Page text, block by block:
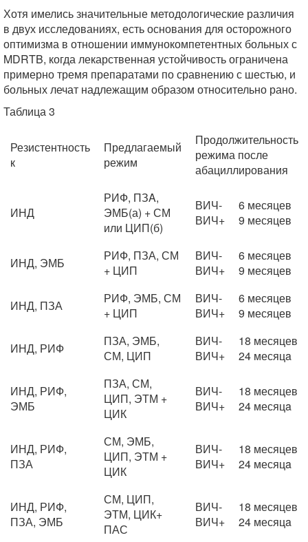
Хотя имелись значительные методологические различия
в двух исследованиях, есть основания для осторожного
оптимизма в отношении иммунокомпетентных больных с
MDRTB, когда лекарственная устойчивость ограничена
примерно тремя препаратами по сравнению с шестью, и
больных лечат надлежащим образом относительно рано.
Таблица 3
Резистентность
к
Предлагаемый
режим
Продолжительность
режима после
абациллирования
ИНД
РИФ, ПЗA,
ЭМБ(а) + СМ
или ЦИП(б)
ВИЧ-
ВИЧ+
6 месяцев
9 месяцев
ИНД, ЭМБ
РИФ, ПЗА, СМ
+ ЦИП
ВИЧ-
ВИЧ+
6 месяцев
9 месяцев
ИНД, ПЗА
РИФ, ЭМБ, СМ
+ ЦИП
ВИЧ-
ВИЧ+
6 месяцев
9 месяцев
ИНД, РИФ
ПЗА, ЭМБ,
СМ, ЦИП
ВИЧ-
ВИЧ+
18 месяцев
24 месяцa
ИНД, РИФ,
ЭМБ
ПЗА, СМ,
ЦИП, ЭТМ +
ЦИК
ВИЧ-
ВИЧ+
18 месяцев
24 месяцa
ИНД, РИФ,
ПЗА
СМ, ЭМБ,
ЦИП, ЭТМ +
ЦИК
ВИЧ-
ВИЧ+
18 месяцев
24 месяцa
ИНД, РИФ,
ПЗА, ЭМБ
СМ, ЦИП,
ЭТМ, ЦИК+
ПАС
ВИЧ-
ВИЧ+
18 месяцев
24 месяцa